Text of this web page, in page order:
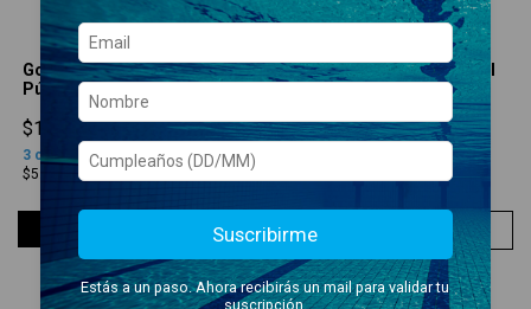
Gorra arena Big Logo
Púrpura
$16.900,00
3 cuotas sin interésde
$5.633,33
Gorra arena Big Logo Azul
Neón
$16.900,00
Suscribirme
Estás a un paso. Ahora recibirás un mail para validar tu
suscripción.